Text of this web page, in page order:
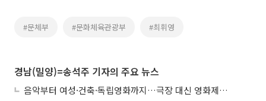
#문체부 #문화체육관광부 #최휘영
경남(밀양)=송석주 기자의 주요 뉴스
음악부터 여성·건축·독립영화까지…극장 대신 영화제로 즐기는 스크린 여행